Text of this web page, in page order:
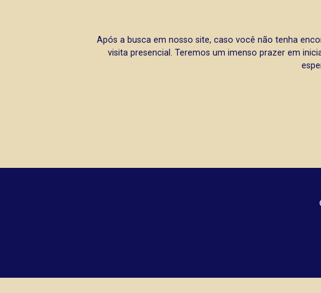
Após a busca em nosso site, caso você não tenha
visita presencial. Teremos um imenso prazer em